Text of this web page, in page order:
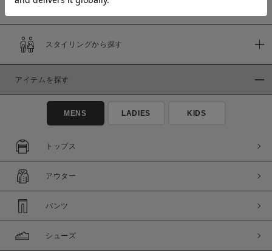
商品タイプ
通常商品
セール価格
在庫
在庫あり
予約商品
スタイリングから探す
アイテムを探す
MENS LADIES KIDS
トップス
アウター
パンツ
シューズ